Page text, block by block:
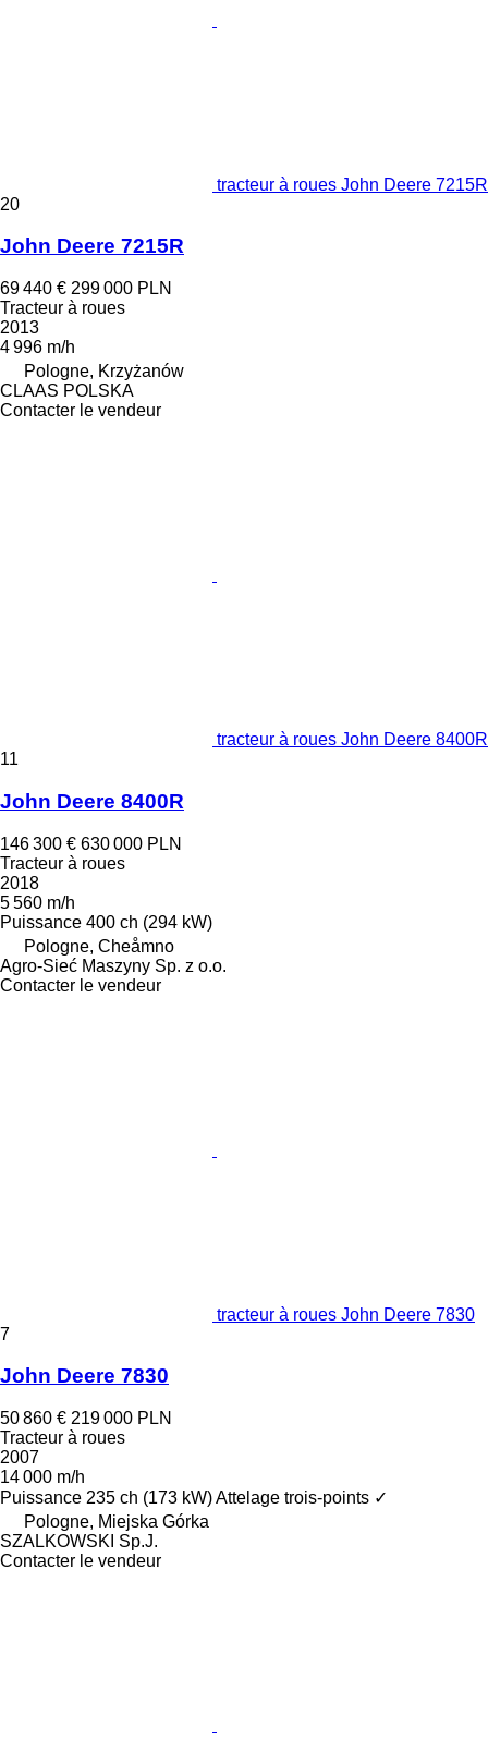
tracteur à roues John Deere 7215R
20
John Deere 7215R
69 440 € 299 000 PLN
Tracteur à roues
2013
4 996 m/h
Pologne, Krzyżanów
CLAAS POLSKA
Contacter le vendeur
tracteur à roues John Deere 8400R
11
John Deere 8400R
146 300 € 630 000 PLN
Tracteur à roues
2018
5 560 m/h
Puissance 400 ch (294 kW)
Pologne, Cheåmno
Agro-Sieć Maszyny Sp. z o.o.
Contacter le vendeur
tracteur à roues John Deere 7830
7
John Deere 7830
50 860 € 219 000 PLN
Tracteur à roues
2007
14 000 m/h
Puissance 235 ch (173 kW)Attelage trois-points ✓
Pologne, Miejska Górka
SZALKOWSKI Sp.J.
Contacter le vendeur